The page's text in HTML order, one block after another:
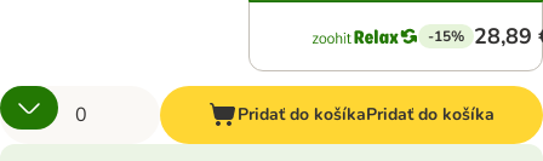
-15% 28,89
Pridať do košíkaPridať do košíka